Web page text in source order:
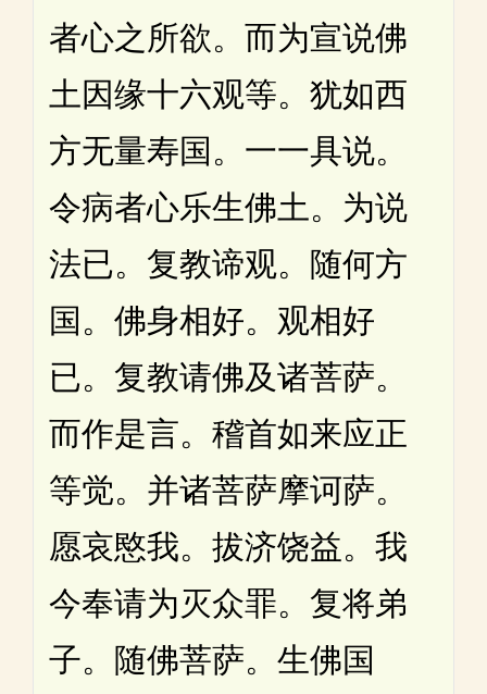
者心之所欲。而为宣说佛
土因缘十六观等。犹如西
方无量寿国。一一具说。
令病者心乐生佛土。为说
法已。复教谛观。随何方
国。佛身相好。观相好
已。复教请佛及诸菩萨。
而作是言。稽首如来应正
等觉。并诸菩萨摩诃萨。
愿哀愍我。拔济饶益。我
今奉请为灭众罪。复将弟
子。随佛菩萨。生佛国